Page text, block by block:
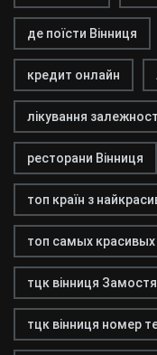
де поїсти Вінниця
кредит онлайн
лікування
ресторани Вінниця
топ країн з
топ самых красивых
тцк вінниця
тцк вінниця номер